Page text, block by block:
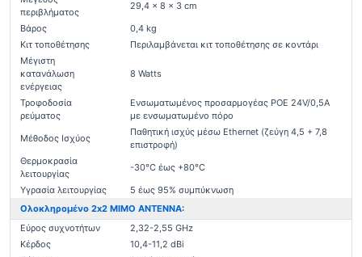
περιβλήματος
29,4 x 8 x 3 cm
Βάρος
0,4 kg
Κιτ τοποθέτησης
Περιλαμβάνεται κιτ τοποθέτησης σε κοντάρι
Μέγιστη
κατανάλωση
ενέργειας
8 Watts
Τροφοδοσία
ρεύματος
Ενσωματωμένος προσαρμογέας POE 24V/0,5A
με ενσωματωμένο πόρο
Μέθοδος Ισχύος
Παθητική ισχύς μέσω Ethernet (ζεύγη 4,5 + 7,8
επιστροφή)
Θερμοκρασία
λειτουργίας
-30°C έως +80°C
Υγρασία λειτουργίας
5 έως 95% συμπύκνωση
Ολοκληρομένο 2x2 MIMO ANTENNA:
Εύρος συχνοτήτων
2,32-2,55 GHz
Κέρδος
10,4-11,2 dBi